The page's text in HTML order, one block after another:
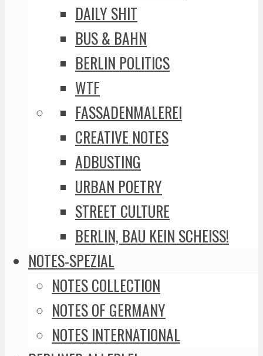
DAILY SHIT
BUS & BAHN
BERLIN POLITICS
WTF
FASSADENMALEREI
CREATIVE NOTES
ADBUSTING
URBAN POETRY
STREET CULTURE
BERLIN, BAU KEIN SCHEISS!
NOTES-SPEZIAL
NOTES COLLECTION
NOTES OF GERMANY
NOTES INTERNATIONAL